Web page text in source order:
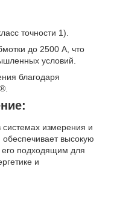
точности 1).
до 2500 А, что
условий.
благодаря
системах измерения и
обеспечивает высокую
его подходящим для
и